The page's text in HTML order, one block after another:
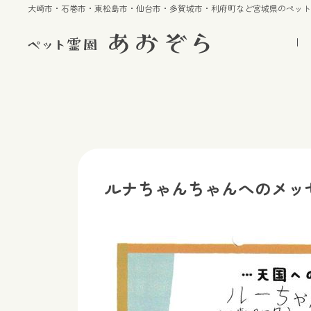
大崎市・石巻市・東松島市・仙台市・多賀城市・利府町など宮城県のペッ
ルナちゃんちゃんへのメッ